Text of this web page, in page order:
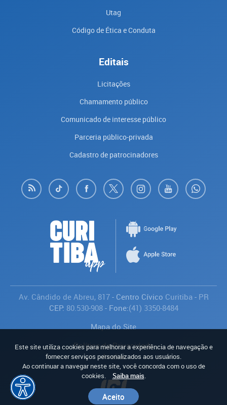
Utag
Código de Ética e Conduta
Editais
Licitações
Chamamento público
Comunicado de interesse público
Parceria público-privada
Cadastro de patrocinadores
Av. Cândido de Abreu, 817- Centro Cívico Curitiba - PR
CEP: 80.530-908- Fone:(41) 3350-8484
Mapa do Site
Política de Privacidade
Avaliar
Este site utiliza cookies para melhorar a experiência de navegação e
fornecer serviços personalizados aos usuários.
Ao continuar a navegar neste site, você concorda com o uso de
cookies.
Saiba mais.
Aceito